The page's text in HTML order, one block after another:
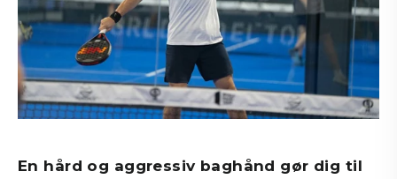
En hård og aggressiv baghånd gør dig til